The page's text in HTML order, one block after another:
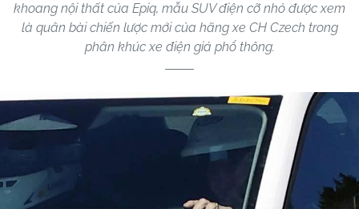
khoang nội thất của Epiq, mẫu SUV điện cỡ nhỏ được xem
là quân bài chiến lược mới của hãng xe CH Czech trong
phân khúc xe điện giá phổ thông.